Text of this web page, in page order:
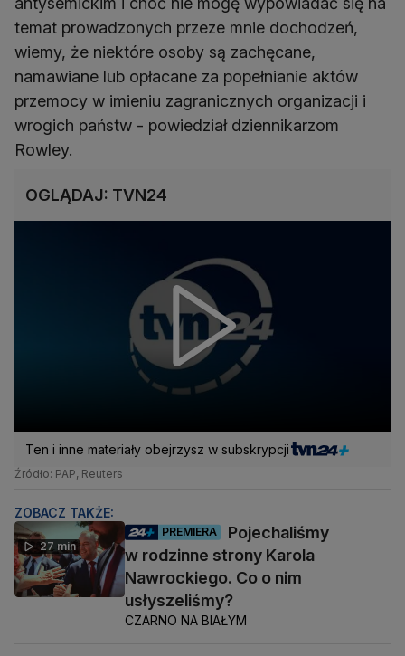
temat prowadzonych przeze mnie dochodzeń,
wiemy, że niektóre osoby są zachęcane,
namawiane lub opłacane za popełnianie aktów
przemocy w imieniu zagranicznych organizacji i
wrogich państw - powiedział dziennikarzom
Rowley.
OGLĄDAJ: TVN24
Ten i inne materiały obejrzysz w subskrypcji
Źródło: PAP, Reuters
ZOBACZ TAKŻE:
27 min
PREMIERA
Pojechaliśmy
w rodzinne strony Karola
Nawrockiego. Co o nim
usłyszeliśmy?
CZARNO NA BIAŁYM